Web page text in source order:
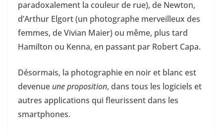
paradoxalement la couleur de rue), de Newton,
d’Arthur Elgort (un photographe merveilleux des
femmes, de Vivian Maier) ou même, plus tard
Hamilton ou Kenna, en passant par Robert Capa.
Désormais, la photographie en noir et blanc est
devenue une proposition, dans tous les logiciels et
autres applications qui fleurissent dans les
smartphones.